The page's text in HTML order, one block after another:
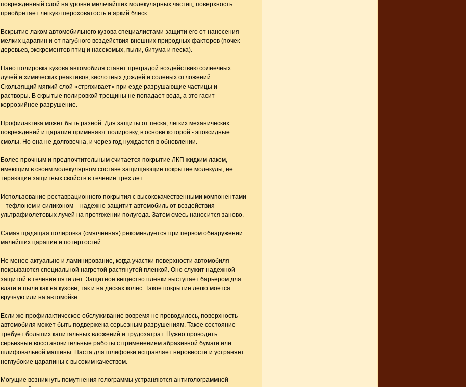
поврежденный слой на уровне мельчайших молекулярных частиц, поверхность
приобретает легкую шероховатость и яркий блеск.
Вскрытие лаком автомобильного кузова специалистами защити его от нанесения
мелких царапин и от пагубного воздействия внешних природных факторов (почек
деревьев, экскрементов птиц и насекомых, пыли, битума и песка).
Нано полировка кузова автомобиля станет преградой воздействию солнечных
лучей и химических реактивов, кислотных дождей и соленых отложений.
Скользящий мягкий слой «стряхивает» при езде разрушающие частицы и
растворы. В скрытые полировкой трещины не попадает вода, а это гасит
коррозийное разрушение.
Профилактика может быть разной. Для защиты от песка, легких механических
повреждений и царапин применяют полировку, в основе которой - эпоксидные
смолы. Но она не долговечна, и через год нуждается в обновлении.
Более прочным и предпочтительным считается покрытие ЛКП жидким лаком,
имеющим в своем молекулярном составе защищающие покрытие молекулы, не
теряющие защитных свойств в течение трех лет.
Использование реставрационного покрытия с высококачественными компонентами
– тефлоном и силиконом – надежно защитит автомобиль от воздействия
ультрафиолетовых лучей на протяжении полугода. Затем смесь наносится заново.
Самая щадящая полировка (смягченная) рекомендуется при первом обнаружении
малейших царапин и потертостей.
Не менее актуально и ламинирование, когда участки поверхности автомобиля
покрываются специальной нагретой растянутой пленкой. Оно служит надежной
защитой в течение пяти лет. Защитное вещество пленки выступает барьером для
влаги и пыли как на кузове, так и на дисках колес. Такое покрытие легко моется
вручную или на автомойке.
Если же профилактическое обслуживание вовремя не проводилось, поверхность
автомобиля может быть подвержена серьезным разрушениям. Такое состояние
требует больших капитальных вложений и трудозатрат. Нужно проводить
серьезные восстановительные работы с применением абразивной бумаги или
шлифовальной машины. Паста для шлифовки исправляет неровности и устраняет
неглубокие царапины с высоким качеством.
Могущие возникнуть помутнения голограммы устраняются антиголограммной